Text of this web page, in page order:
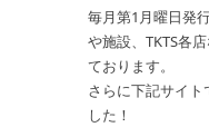
毎月第1月曜日発
や施設、TKTS各
ております。
さらに下記サイト
した！